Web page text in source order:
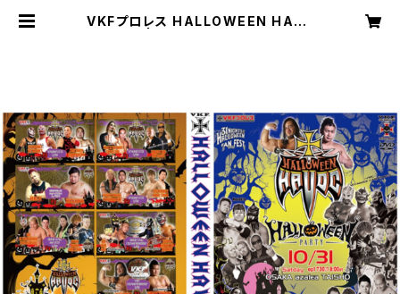
VKFプロレス HALLOWEEN HAVO